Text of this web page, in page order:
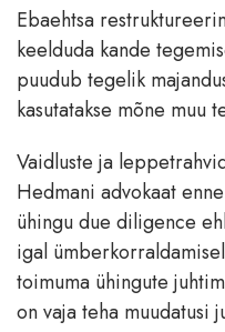
Ebaehtsa
keelduda kande
puudub tegelik
kasutatakse mõne muu
Vaidluste ja
Hedmani advokaat
ühingu due diligence
igal
toimuma ühingute
on vaja teha muudatusi